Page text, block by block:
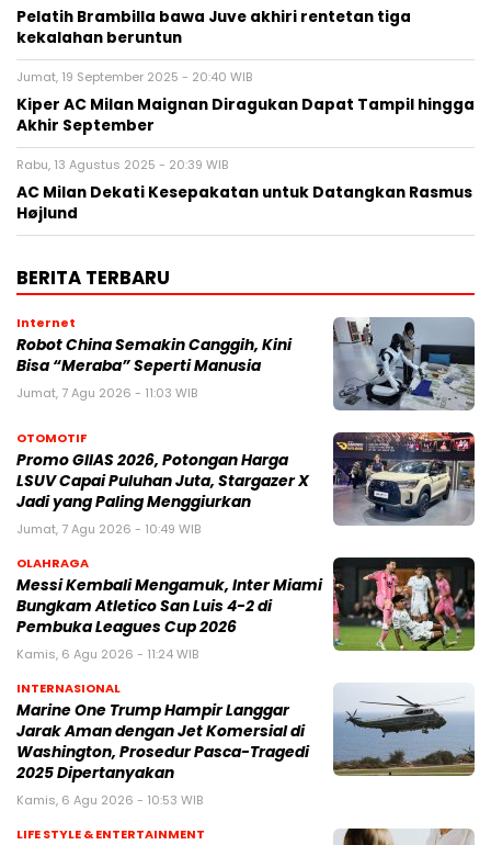
Pelatih Brambilla bawa Juve akhiri rentetan tiga
kekalahan beruntun
Jumat, 19 September 2025 - 20:40 WIB
Kiper AC Milan Maignan Diragukan Dapat Tampil hingga
Akhir September
Rabu, 13 Agustus 2025 - 20:39 WIB
AC Milan Dekati Kesepakatan untuk Datangkan Rasmus
Højlund
BERITA TERBARU
Internet
Robot China Semakin Canggih, Kini
Bisa “Meraba” Seperti Manusia
Jumat, 7 Agu 2026 - 11:03 WIB
OTOMOTIF
Promo GIIAS 2026, Potongan Harga
LSUV Capai Puluhan Juta, Stargazer X
Jadi yang Paling Menggiurkan
Jumat, 7 Agu 2026 - 10:49 WIB
OLAHRAGA
Messi Kembali Mengamuk, Inter Miami
Bungkam Atletico San Luis 4-2 di
Pembuka Leagues Cup 2026
Kamis, 6 Agu 2026 - 11:24 WIB
INTERNASIONAL
Marine One Trump Hampir Langgar
Jarak Aman dengan Jet Komersial di
Washington, Prosedur Pasca-Tragedi
2025 Dipertanyakan
Kamis, 6 Agu 2026 - 10:53 WIB
LIFE STYLE & ENTERTAINMENT